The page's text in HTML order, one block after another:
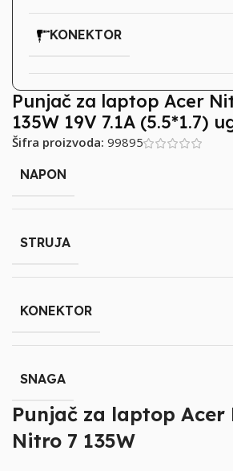
KONEKTOR
Punjač za laptop Acer
135W 19V 7.1A (5.5*1.7)
Šifra proizvoda: 99895
NAPON
STRUJA
KONEKTOR
SNAGA
Punjač za laptop Acer
Nitro 7 135W